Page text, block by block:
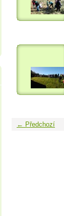
← Předchozí